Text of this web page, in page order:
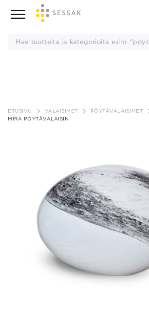
sisältöön
ETUSIVU VALAISIMET
PÖYTÄVALAISIMET
MIRA PÖYTÄVALAISIN